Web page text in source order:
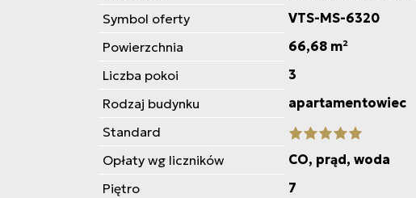
Symbol oferty
VTS-MS-6320
Powierzchnia
66,68 m²
Liczba pokoi
3
Rodzaj budynku
apartamentowiec
Standard
Opłaty wg liczników
CO, prąd, woda
Piętro
7